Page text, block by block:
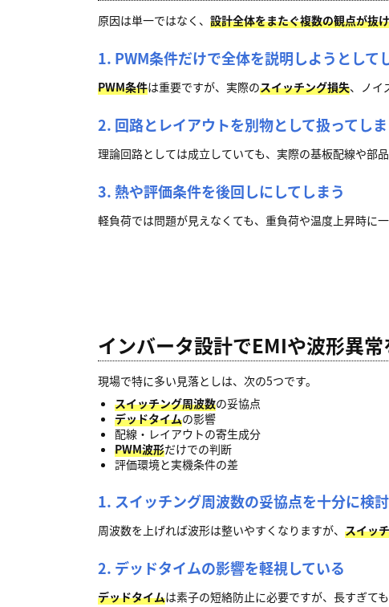
原因は単一ではなく、 設計全体をまたぐ複数の観点が抜
1. PWM条件だけで全体を説明しようとして
PWM条件は重要ですが、実際のスイッチング損失、ノイ
2. 回路とレイアウトを別物として扱ってしま
理論回路としては成立していても、実際の基板配線や部
3. 熱や評価条件を後回しにしてしまう
軽負荷では問題が見えなくても、重負荷や温度上昇時に
インバータ設計でEMIや波形異
現場で特に多い見落としは、次の5つです。
スイッチング周波数の妥協点
デッドタイムの影響
配線・レイアウトの寄生成分
PWM波形だけでの判断
評価環境と実機条件の差
1. スイッチング周波数の妥協点を十分に検
周波数を上げれば波形は整いやすくなりますが、 スイッ
2. デッドタイムの影響を軽視している
デッドタイムは素子の短絡防止に必要ですが、長すぎて